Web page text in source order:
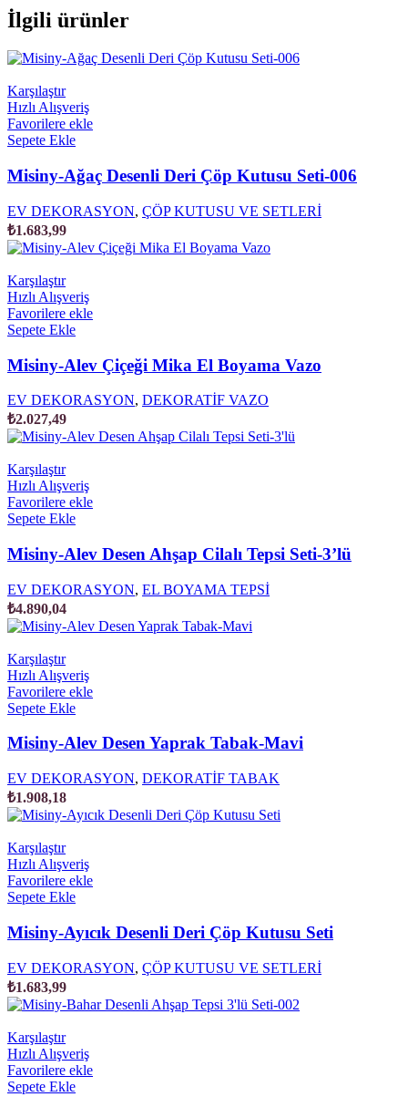
İlgili ürünler
Karşılaştır
Hızlı Alışveriş
Favorilere ekle
Sepete Ekle
Misiny-Ağaç Desenli Deri Çöp Kutusu Seti-006
EV DEKORASYON, ÇÖP KUTUSU VE SETLERİ
₺1.683,99
Karşılaştır
Hızlı Alışveriş
Favorilere ekle
Sepete Ekle
Misiny-Alev Çiçeği Mika El Boyama Vazo
EV DEKORASYON, DEKORATİF VAZO
₺2.027,49
Karşılaştır
Hızlı Alışveriş
Favorilere ekle
Sepete Ekle
Misiny-Alev Desen Ahşap Cilalı Tepsi Seti-3’lü
EV DEKORASYON, EL BOYAMA TEPSİ
₺4.890,04
Karşılaştır
Hızlı Alışveriş
Favorilere ekle
Sepete Ekle
Misiny-Alev Desen Yaprak Tabak-Mavi
EV DEKORASYON, DEKORATİF TABAK
₺1.908,18
Karşılaştır
Hızlı Alışveriş
Favorilere ekle
Sepete Ekle
Misiny-Ayıcık Desenli Deri Çöp Kutusu Seti
EV DEKORASYON, ÇÖP KUTUSU VE SETLERİ
₺1.683,99
Karşılaştır
Hızlı Alışveriş
Favorilere ekle
Sepete Ekle